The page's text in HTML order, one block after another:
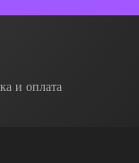
и оплата